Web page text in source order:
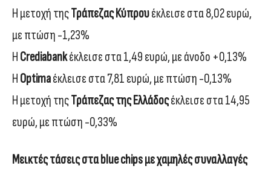
Η μετοχή τηςΤράπεζας Κύπρουέκλεισε στα 8,02 ευρώ,
με πτώση -1,23%
Η Crediabankέκλεισε στα 1,49 ευρώ, με άνοδο +0,13%
Η Optimaέκλεισε στα 7,81 ευρώ, με πτώση -0,13%
Η μετοχή τηςΤράπεζας της Ελλάδοςέκλεισε στα 14,95
ευρώ, με πτώση -0,33%
Μεικτές τάσεις στα blue chips με χαμηλές συναλλαγές